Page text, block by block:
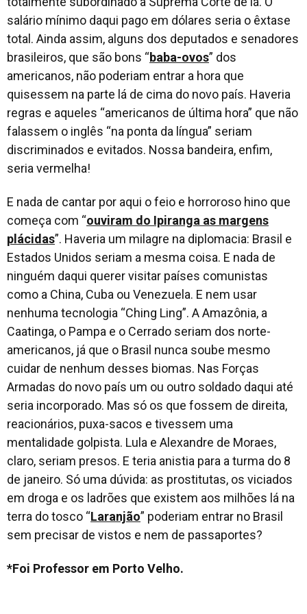
salário mínimo daqui pago em dólares seria o êxtase
total. Ainda assim, alguns dos deputados e senadores
brasileiros, que são bons “baba-ovos” dos
americanos, não poderiam entrar a hora que
quisessem na parte lá de cima do novo país. Haveria
regras e aqueles “americanos de última hora” que não
falassem o inglês “na ponta da língua” seriam
discriminados e evitados. Nossa bandeira, enfim,
seria vermelha!
E nada de cantar por aqui o feio e horroroso hino que
começa com “ouviram do Ipiranga as margens
plácidas”. Haveria um milagre na diplomacia: Brasil e
Estados Unidos seriam a mesma coisa. E nada de
ninguém daqui querer visitar países comunistas
como a China, Cuba ou Venezuela. E nem usar
nenhuma tecnologia “Ching Ling”. A Amazônia, a
Caatinga, o Pampa e o Cerrado seriam dos norte-
americanos, já que o Brasil nunca soube mesmo
cuidar de nenhum desses biomas. Nas Forças
Armadas do novo país um ou outro soldado daqui até
seria incorporado. Mas só os que fossem de direita,
reacionários, puxa-sacos e tivessem uma
mentalidade golpista. Lula e Alexandre de Moraes,
claro, seriam presos. E teria anistia para a turma do 8
de janeiro. Só uma dúvida: as prostitutas, os viciados
em droga e os ladrões que existem aos milhões lá na
terra do tosco “Laranjão” poderiam entrar no Brasil
sem precisar de vistos e nem de passaportes?
*Foi Professor em Porto Velho.